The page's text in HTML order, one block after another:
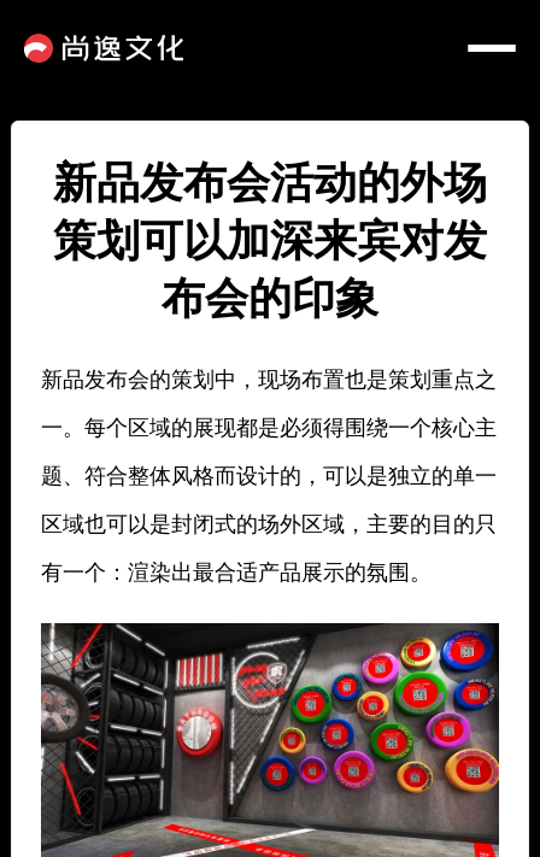
新品发布会活动的外场
策划可以加深来宾对发
布会的印象
新品发布会的策划中，现场布置也是策划重点之
一。每个区域的展现都是必须得围绕一个核心主
题、符合整体风格而设计的，可以是独立的单一
区域也可以是封闭式的场外区域，主要的目的只
有一个：渲染出最合适产品展示的氛围。